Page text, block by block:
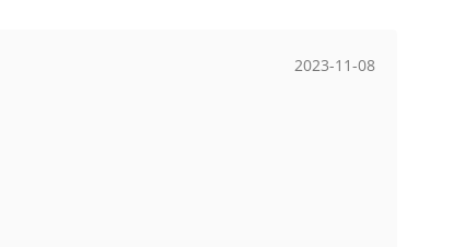
2023-11-08